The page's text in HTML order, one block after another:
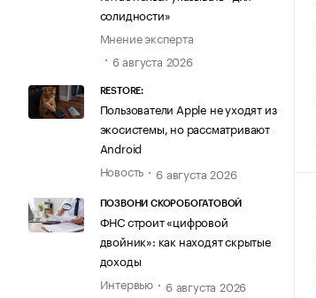
солидности»
Мнение эксперта
6 августа 2026
RESTORE:
Пользователи Apple не уходят из
экосистемы, но рассматривают
Android
Новость
6 августа 2026
ПОЗВОНИ СКОРОБОГАТОВОЙ
ФНС строит «цифровой
двойник»: как находят скрытые
доходы
Интервью
6 августа 2026